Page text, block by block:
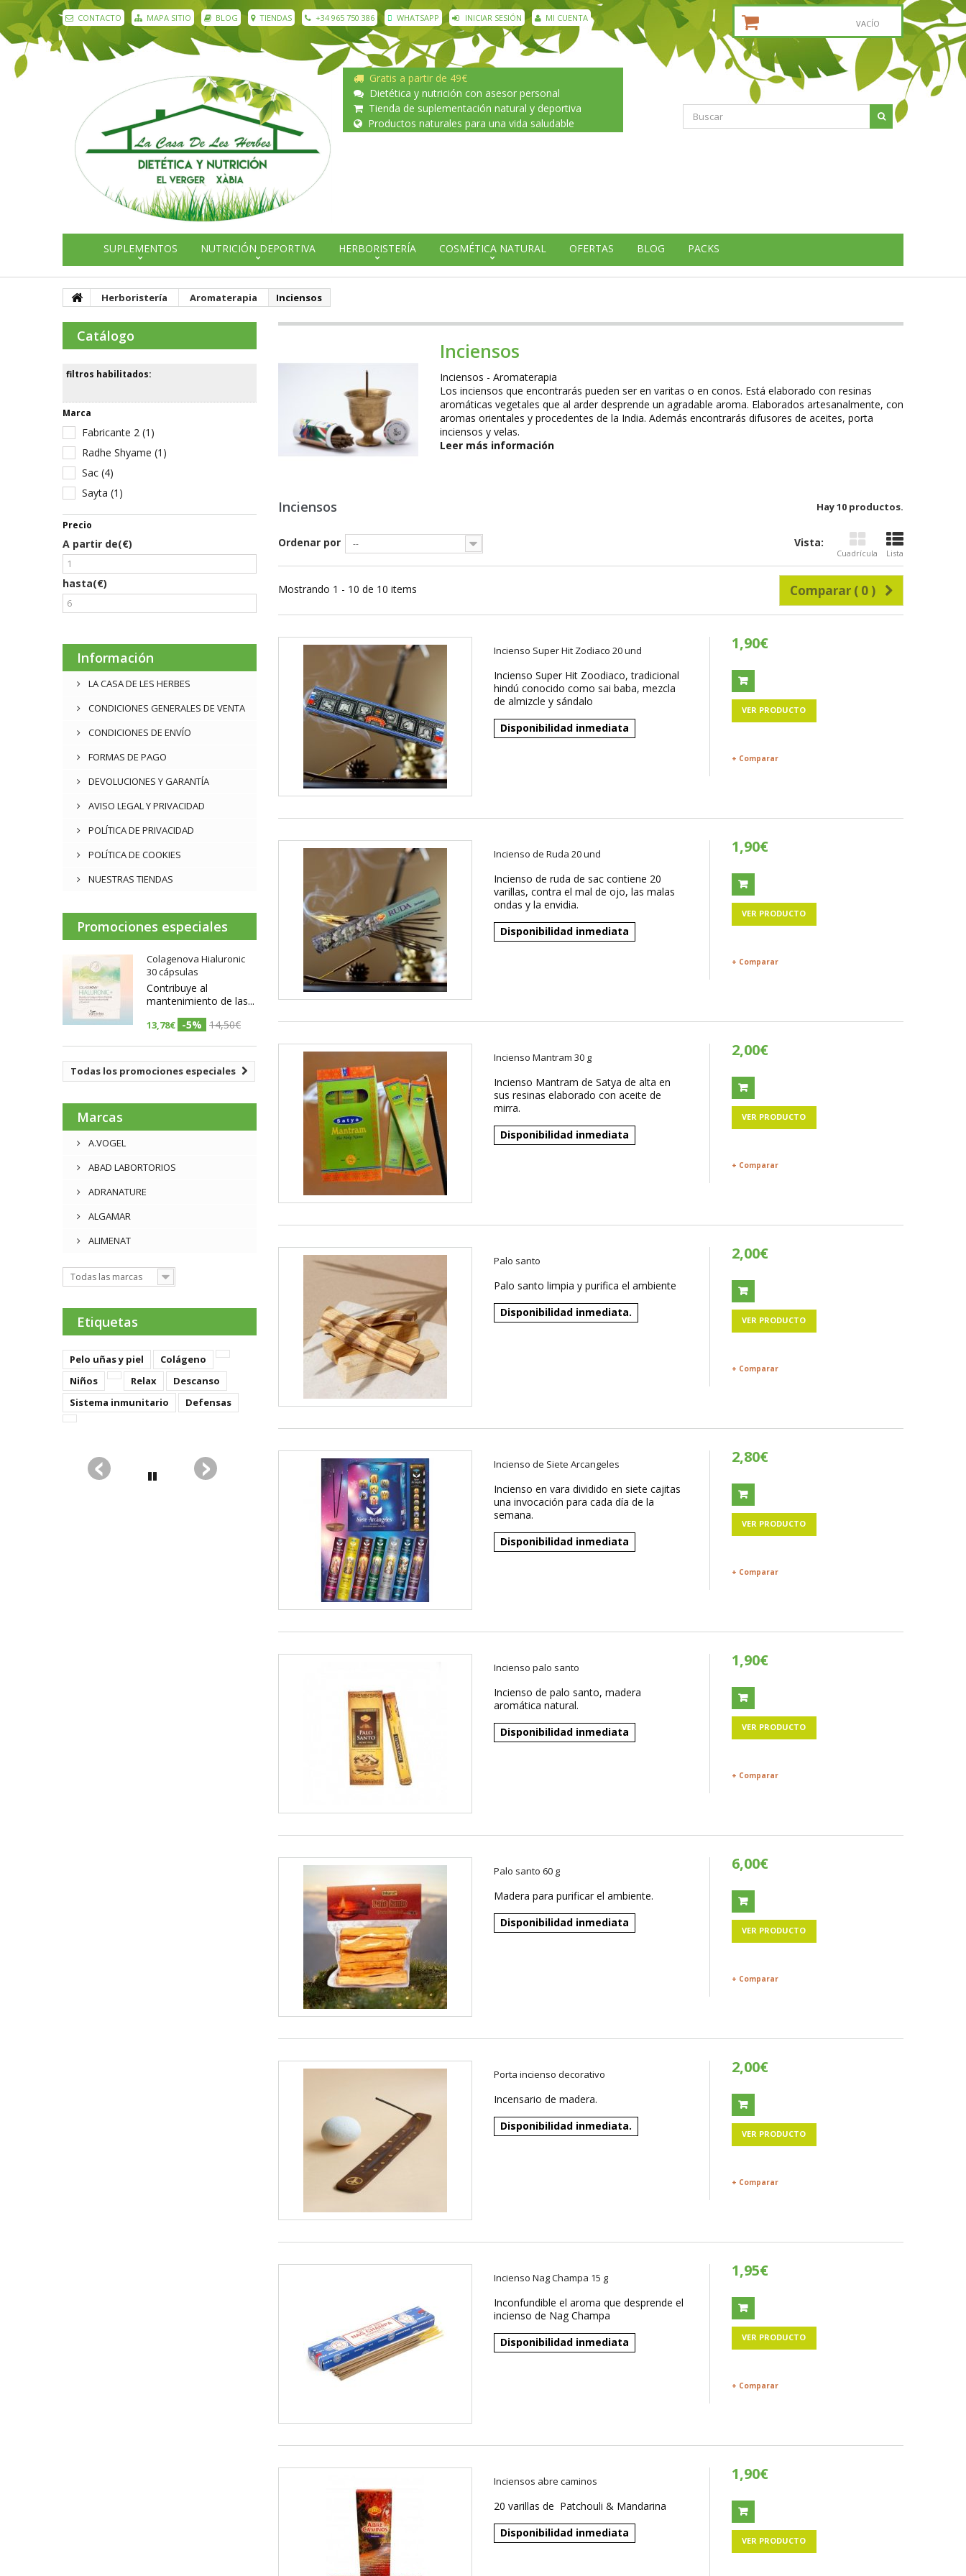
VACÍO
CONTACTO MAPA SITIO BLOG TIENDAS +34 965 750 386 WHATSAPP INICIAR SESIÓN MI CUENTA
Gratis a partir de 49€
Dietética y nutrición con asesor personal
Tienda de suplementación natural y deportiva
Productos naturales para una vida saludable
SUPLEMENTOS NUTRICIÓN DEPORTIVA HERBORISTERÍA COSMÉTICA NATURAL OFERTAS BLOG PACKS
Herboristería Aromaterapia Inciensos
Catálogo
filtros habilitados:
Marca
Fabricante 2 (1)
Radhe Shyame (1)
Sac (4)
Sayta (1)
Precio
A partir de(€)
hasta(€)
Información
LA CASA DE LES HERBES
CONDICIONES GENERALES DE VENTA
CONDICIONES DE ENVÍO
FORMAS DE PAGO
DEVOLUCIONES Y GARANTÍA
AVISO LEGAL Y PRIVACIDAD
POLÍTICA DE PRIVACIDAD
POLÍTICA DE COOKIES
NUESTRAS TIENDAS
Promociones especiales
Colagenova Hialuronic
30 cápsulas
Contribuye al
mantenimiento de las...
13,78€ -5% 14,50€
Todas los promociones especiales
Marcas
A.VOGEL
ABAD LABORTORIOS
ADRANATURE
ALGAMAR
ALIMENAT
Todas las marcas
Etiquetas
Pelo uñas y piel
Colágeno
Niños
Relax
Descanso
Sistema inmunitario
Defensas
Inciensos
Inciensos - Aromaterapia
Los inciensos que encontrarás pueden ser en varitas o en conos. Está elaborado con resinas
aromáticas vegetales que al arder desprende un agradable aroma. Elaborados artesanalmente, con
aromas orientales y procedentes de la India. Además encontrarás difusores de aceites, porta
inciensos y velas.
Leer más información
Inciensos Hay 10 productos.
Vista:
Cuadrícula Lista
Ordenar por --
Comparar ( 0 )
Mostrando 1 - 10 de 10 items
Incienso Super Hit Zodiaco 20 und
Incienso Super Hit Zoodiaco, tradicional
hindú conocido como sai baba, mezcla
de almizcle y sándalo
Disponibilidad inmediata
1,90€
VER PRODUCTO
+ Comparar
Incienso de Ruda 20 und
Incienso de ruda de sac contiene 20
varillas, contra el mal de ojo, las malas
ondas y la envidia.
Disponibilidad inmediata
1,90€
VER PRODUCTO
+ Comparar
Incienso Mantram 30 g
Incienso Mantram de Satya de alta en
sus resinas elaborado con aceite de
mirra.
Disponibilidad inmediata
2,00€
VER PRODUCTO
+ Comparar
Palo santo
Palo santo limpia y purifica el ambiente
Disponibilidad inmediata.
2,00€
VER PRODUCTO
+ Comparar
Incienso de Siete Arcangeles
Incienso en vara dividido en siete cajitas
una invocación para cada día de la
semana.
Disponibilidad inmediata
2,80€
VER PRODUCTO
+ Comparar
Incienso palo santo
Incienso de palo santo, madera
aromática natural.
Disponibilidad inmediata
1,90€
VER PRODUCTO
+ Comparar
Palo santo 60 g
Madera para purificar el ambiente.
Disponibilidad inmediata
6,00€
VER PRODUCTO
+ Comparar
Porta incienso decorativo
Incensario de madera.
Disponibilidad inmediata.
2,00€
VER PRODUCTO
+ Comparar
Incienso Nag Champa 15 g
Inconfundible el aroma que desprende el
incienso de Nag Champa
Disponibilidad inmediata
1,95€
VER PRODUCTO
+ Comparar
Inciensos abre caminos
20 varillas de Patchouli & Mandarina
Disponibilidad inmediata
1,90€
VER PRODUCTO